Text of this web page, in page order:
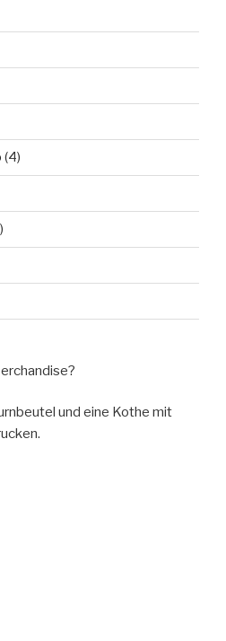
(4)
und eine Kothe mit